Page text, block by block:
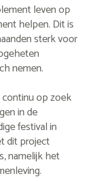
leven op
helpen. Dit is
sterk voor
nemen.
continu op zoek
in de
festival in
dit project
namelijk het